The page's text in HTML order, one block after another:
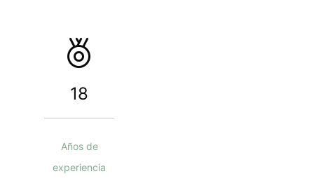
18
Años de
experiencia